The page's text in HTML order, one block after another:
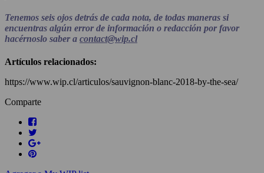
Tenemos seis ojos detrás de cada nota, de todas maneras si
encuentras algún error de información o redacción por favor
hacérnoslo saber a contact@wip.cl
Artículos relacionados:
https://www.wip.cl/articulos/sauvignon-blanc-2018-by-the-sea/
Comparte